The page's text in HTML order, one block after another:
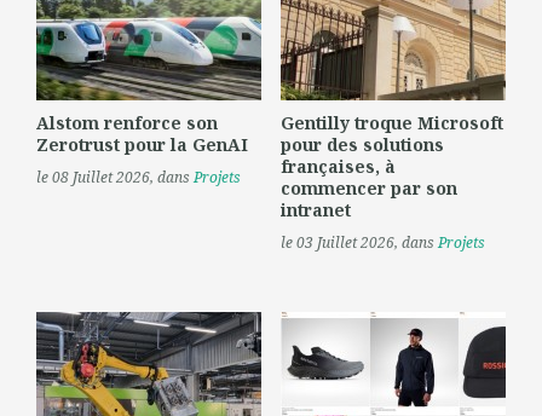
Alstom renforce son
Zerotrust pour la GenAI
le 08 Juillet 2026, dansProjets
Gentilly troque Microsoft
pour des solutions
françaises, à
commencer par son
intranet
le 03 Juillet 2026, dansProjets